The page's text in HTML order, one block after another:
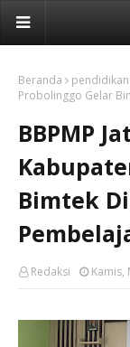
Beranda pendidikan
Probolinggo Gelar
BBPMP
Bimtek
Redaksi Kamis,